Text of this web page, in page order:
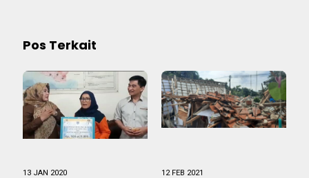
Pos Terkait
13 JAN 2020 12 FEB 2021